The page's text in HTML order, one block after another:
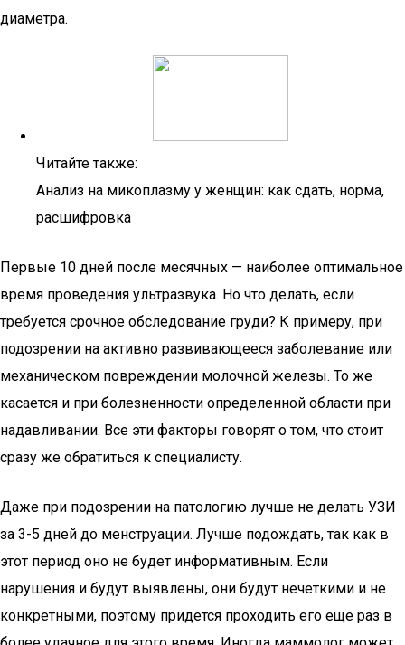
диаметра.
Читайте также:
Анализ на микоплазму у женщин: как сдать, норма,
расшифровка
Первые 10 дней после месячных — наиболее оптимальное
время проведения ультразвука. Но что делать, если
требуется срочное обследование груди? К примеру, при
подозрении на активно развивающееся заболевание или
механическом повреждении молочной железы. То же
касается и при болезненности определенной области при
надавливании. Все эти факторы говорят о том, что стоит
сразу же обратиться к специалисту.
Даже при подозрении на патологию лучше не делать УЗИ
за 3-5 дней до менструации. Лучше подождать, так как в
этот период оно не будет информативным. Если
нарушения и будут выявлены, они будут нечеткими и не
конкретными, поэтому придется проходить его еще раз в